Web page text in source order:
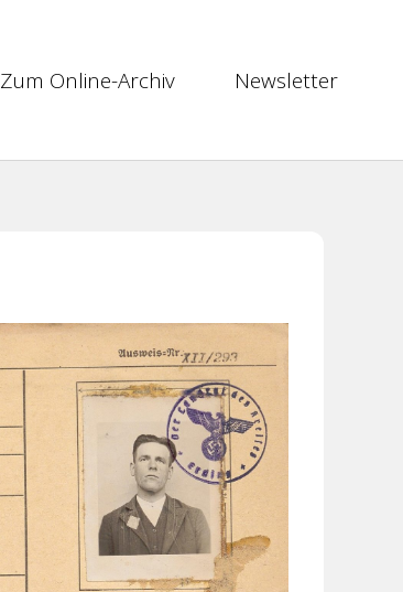
Zum Online-Archiv Newsletter